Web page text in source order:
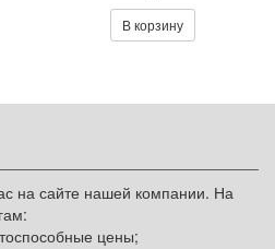
В корзину
на сайте нашей компании. На
цены;